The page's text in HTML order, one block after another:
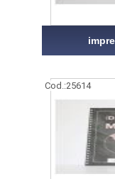
Cod.:25614